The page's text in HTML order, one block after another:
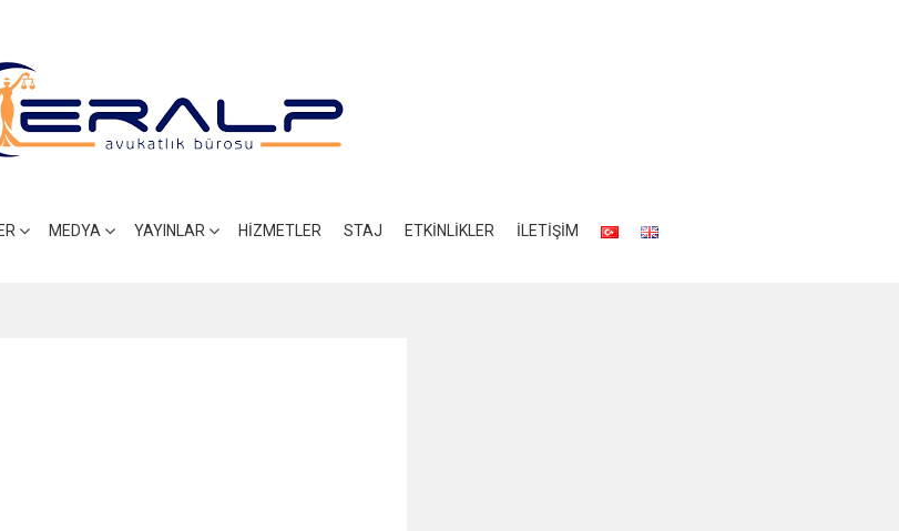
MEDYA YAYINLAR HIZMETLER STAJ ETKİNLİKLER İLETİŞİM